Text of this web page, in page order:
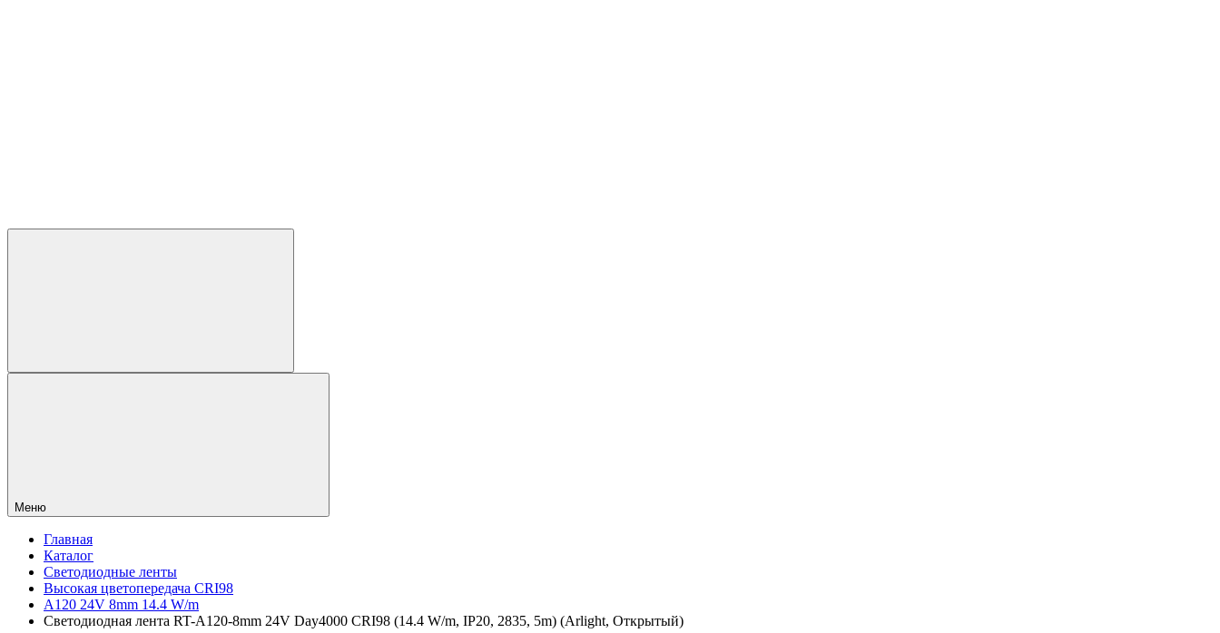
Меню
Главная
Каталог
Светодиодные ленты
Высокая цветопередача CRI98
A120 24V 8mm 14.4 W/m
Светодиодная лента RT-A120-8mm 24V Day4000 CRI98 (14.4 W/m, IP20, 2835, 5m) (Arlight, Открытый)